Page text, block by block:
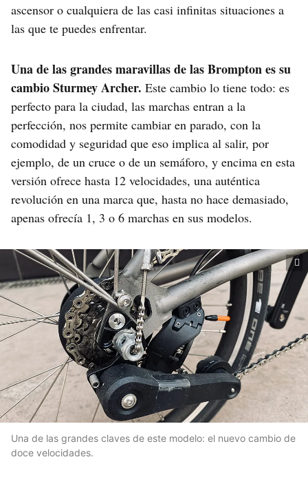
ascensor o cualquiera de las casi infinitas situaciones a
las que te puedes enfrentar.
Una de las grandes maravillas de las Brompton es su
cambio Sturmey Archer. Este cambio lo tiene todo: es
perfecto para la ciudad, las marchas entran a la
perfección, nos permite cambiar en parado, con la
comodidad y seguridad que eso implica al salir, por
ejemplo, de un cruce o de un semáforo, y encima en esta
versión ofrece hasta 12 velocidades, una auténtica
revolución en una marca que, hasta no hace demasiado,
apenas ofrecía 1, 3 o 6 marchas en sus modelos.
Una de las grandes claves de este modelo: el nuevo cambio de
doce velocidades.